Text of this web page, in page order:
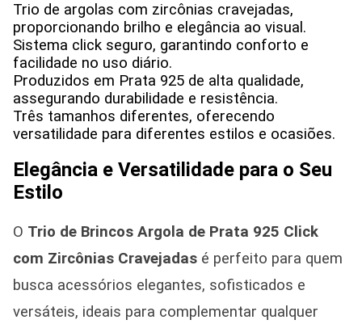
Trio de argolas com zircônias cravejadas,
proporcionando brilho e elegância ao visual.
Sistema click seguro, garantindo conforto e
facilidade no uso diário.
Produzidos em Prata 925 de alta qualidade,
assegurando durabilidade e resistência.
Três tamanhos diferentes, oferecendo
versatilidade para diferentes estilos e ocasiões.
Elegância e Versatilidade para o Seu
Estilo
O Trio de Brincos Argola de Prata 925 Click
com Zircônias Cravejadas é perfeito para quem
busca acessórios elegantes, sofisticados e
versáteis, ideais para complementar qualquer